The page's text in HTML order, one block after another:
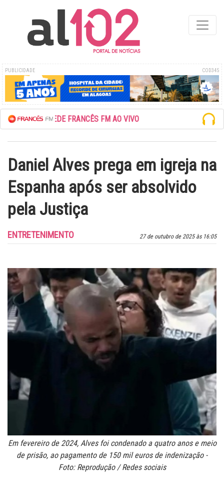
PUBLICIDADE COD345
ESCUTE A REDE FRANCÊS FM AO VIVO
Daniel Alves prega em igreja na
Espanha após ser absolvido
pela Justiça
27 de outubro de 2025 às 16:05
ENTRETENIMENTO
Em fevereiro de 2024, Alves foi condenado a quatro anos e meio
de prisão, ao pagamento de 150 mil euros de indenização -
Foto: Reprodução / Redes sociais